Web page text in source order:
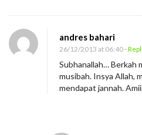
i
o
n
andres bahari
26/12/2013 at 06:40-
Subhanallah… Berkah
musibah. Insya Allah,
mendapat jannah.